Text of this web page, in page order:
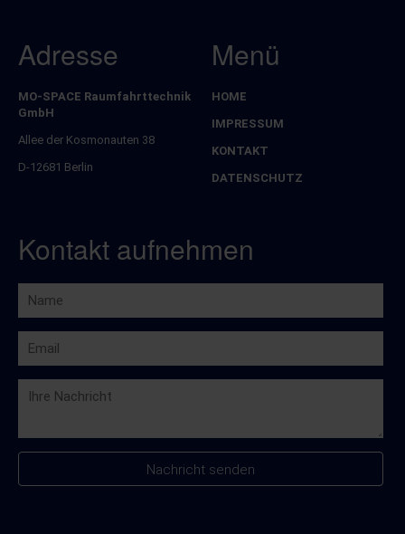
Adresse
MO-SPACE Raumfahrttechnik
GmbH
Allee der Kosmonauten 38
D-12681 Berlin
Menü
Navigation
überspringen
HOME
IMPRESSUM
KONTAKT
DATENSCHUTZ
Kontakt aufnehmen
Nachricht senden